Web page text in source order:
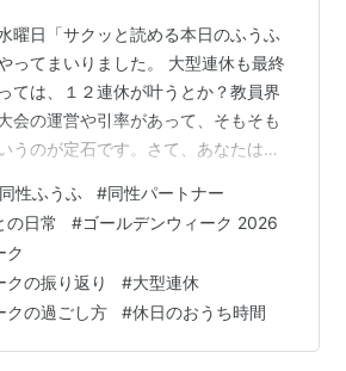
曜日「サクッと読める本日のふうふ
ってまいりました。 大型連休も最終
ては、１２連休が叶うとか？教員界
会の運営や引率があって、そもそも
うのが定石です。さて、あなたはど
けません。 人が多いし、道路は混ん
こうもんならホテルはどこも高いか
、今年のゴールデンウィークは少し
ィズニーシーへ行こう お洋服を買い
しよう 友だちとランチをしよう デ
う 両親がディズ…
同性ふうふ #同性パートナー
の日常 #ゴールデンウィーク 2026
ク
クの振り返り #大型連休
クの過ごし方 #休日のおうち時間